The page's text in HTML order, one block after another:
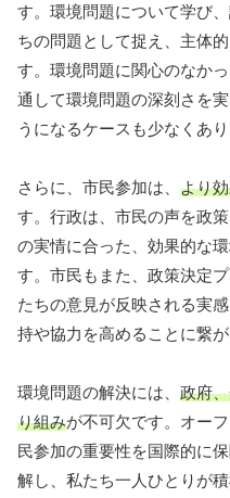
す。環境問題について学び
ちの問題として捉え、主体
す。環境問題に関心のなか
通して環境問題の深刻さを
うになるケースも少なくあり
さらに、市民参加は、 より
す。行政は、市民の声を政
の実情に合った、効果的な
す。市民もまた、政策決定
たちの意見が反映される実
持や協力を高めることに繋が
環境問題の解決には、 政府
り組みが不可欠です。オー
民参加の重要性を国際的に
解し、私たち一人ひとりが